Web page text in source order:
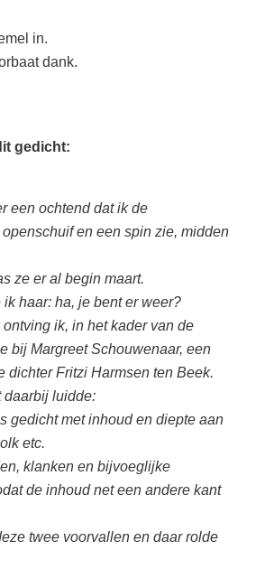
in.
dank.
gedicht:
een ochtend dat ik de
en een spin zie, midden
ze er al begin maart.
ik haar: ha, je bent er weer?
ik, in het kader van de
bij Margreet Schouwenaar, een
dichter Fritzi Harmsen ten Beek.
daarbij luidde:
gedicht met inhoud en diepte aan
etc.
klanken en bijvoeglijke
de inhoud net een andere kant
twee voorvallen en daar rolde